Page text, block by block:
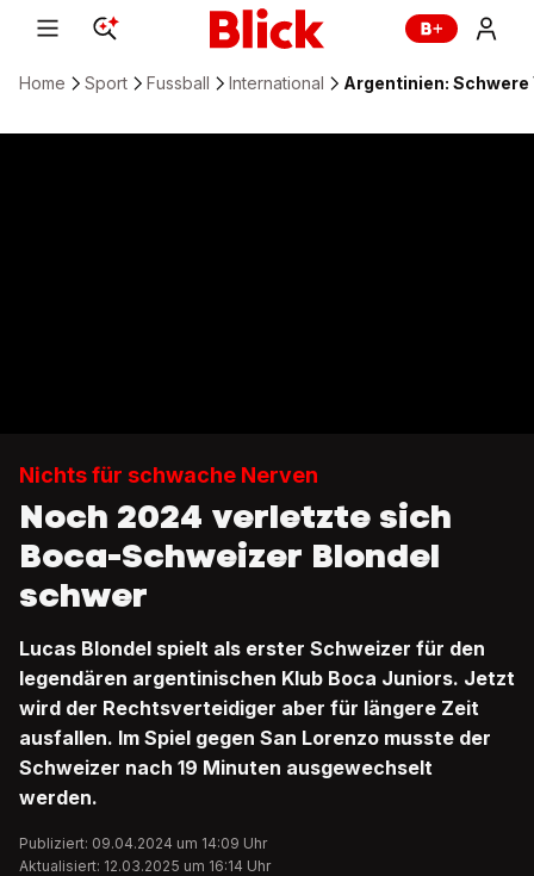
Home Sport Fussball International Argentinien: Schwere
Nichts für schwache Nerven
Noch 2024 verletzte sich
Boca-Schweizer Blondel
schwer
Lucas Blondel spielt als erster Schweizer für den
legendären argentinischen Klub Boca Juniors. Jetzt
wird der Rechtsverteidiger aber für längere Zeit
ausfallen. Im Spiel gegen San Lorenzo musste der
Schweizer nach 19 Minuten ausgewechselt
werden.
Publiziert: 09.04.2024 um 14:09 Uhr
Aktualisiert: 12.03.2025 um 16:14 Uhr